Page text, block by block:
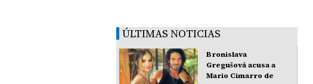
ÚLTIMAS NOTICIAS
Bronislava
Gregušová acusa a
Mario Cimarro de